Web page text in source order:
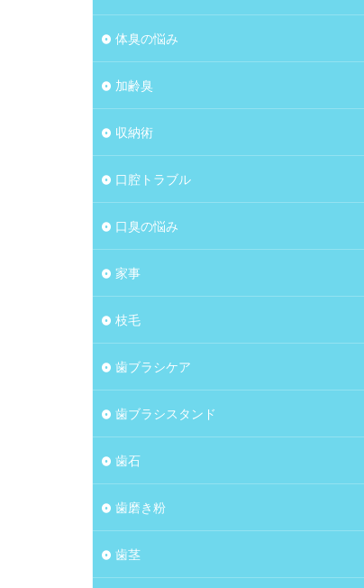
体臭の悩み
加齢臭
収納術
口腔トラブル
口臭の悩み
家事
枝毛
歯ブラシケア
歯ブラシスタンド
歯石
歯磨き粉
歯茎